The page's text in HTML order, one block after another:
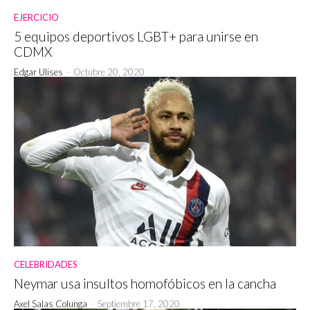
EJERCICIO
5 equipos deportivos LGBT+ para unirse en
CDMX
Edgar Ulises - Octubre 20, 2020
CELEBRIDADES
Neymar usa insultos homofóbicos en la cancha
Axel Salas Colunga - Septiembre 17, 2020